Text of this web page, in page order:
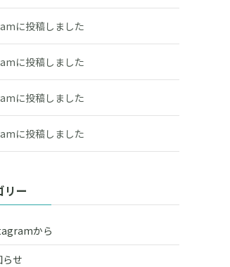
に投稿しました
に投稿しました
に投稿しました
に投稿しました
リー
から
らせ